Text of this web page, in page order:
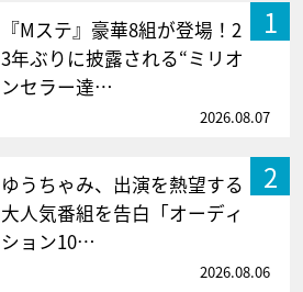
1
『Mステ』豪華8組が登場！2
3年ぶりに披露される“ミリオ
ンセラー達…
2026.08.07
2
ゆうちゃみ、出演を熱望する
大人気番組を告白「オーディ
ション10…
2026.08.06